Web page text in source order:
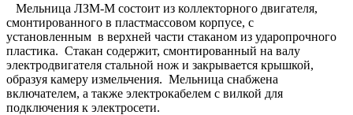
Мельница ЛЗМ-М состоит из коллекторного двигателя,
смонтированного в пластмассовом корпусе, с
установленным в верхней части стаканом из ударопрочного
пластика. Стакан содержит, смонтированный на валу
электродвигателя стальной нож и закрывается крышкой,
образуя камеру измельчения. Мельница снабжена
включателем, а также электрокабелем с вилкой для
подключения к электросети.